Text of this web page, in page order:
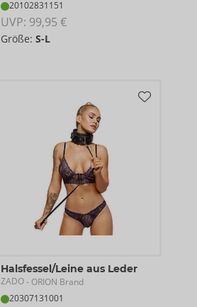
20102831151
UVP: 99,95 €
Größe:S-L
Halsfessel/Leine aus Leder
ZADO- ORION Brand
20307131001